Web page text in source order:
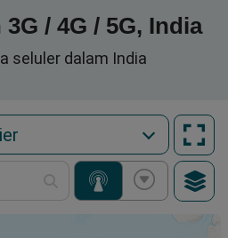
/ 4G / 5G, India
seluler dalam India